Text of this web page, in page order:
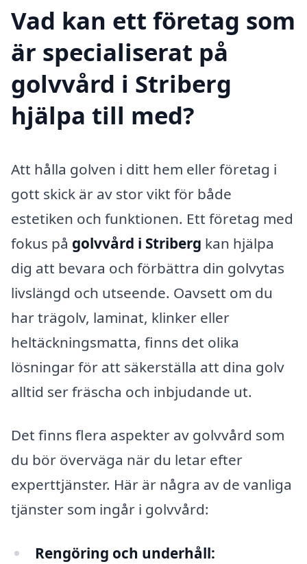
Vad kan ett företag som
är specialiserat på
golvvård i Striberg
hjälpa till med?
Att hålla golven i ditt hem eller företag i
gott skick är av stor vikt för både
estetiken och funktionen. Ett företag med
fokus på golvvård i Striberg kan hjälpa
dig att bevara och förbättra din golvytas
livslängd och utseende. Oavsett om du
har trägolv, laminat, klinker eller
heltäckningsmatta, finns det olika
lösningar för att säkerställa att dina golv
alltid ser fräscha och inbjudande ut.
Det finns flera aspekter av golvvård som
du bör överväga när du letar efter
experttjänster. Här är några av de vanliga
tjänster som ingår i golvvård:
Rengöring och underhåll: